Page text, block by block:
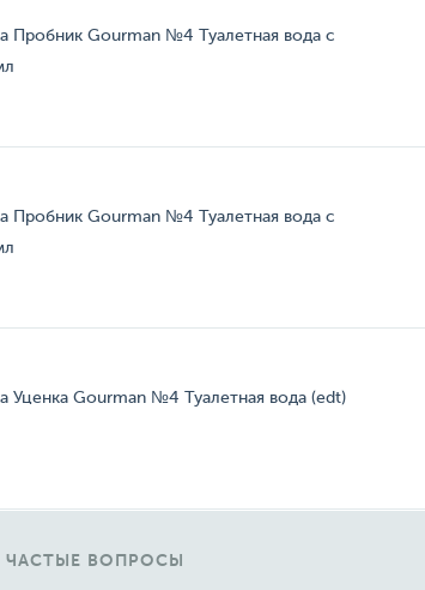
Пробник Gourman №4 Туалетная вода с
Пробник Gourman №4 Туалетная вода с
Уценка Gourman №4 Туалетная вода (edt)
ЧАСТЫЕ ВОПРОСЫ